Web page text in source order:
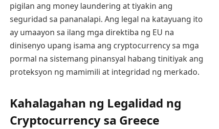
pigilan ang money laundering at tiyakin ang
seguridad sa pananalapi. Ang legal na katayuang ito
ay umaayon sa ilang mga direktiba ng EU na
dinisenyo upang isama ang cryptocurrency sa mga
pormal na sistemang pinansyal habang tinitiyak ang
proteksyon ng mamimili at integridad ng merkado.
Kahalagahan ng Legalidad ng
Cryptocurrency sa Greece